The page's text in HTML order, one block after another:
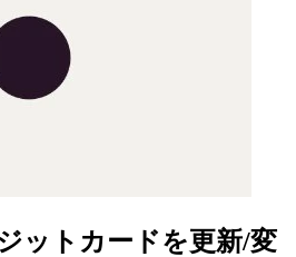
ットカードを更新/変